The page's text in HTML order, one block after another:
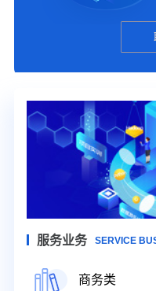
服务业务 SERVICE
商务类